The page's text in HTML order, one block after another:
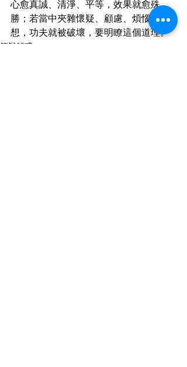
心愈真誠、清淨、平等，效果就愈殊
勝；若當中夾雜懷疑、顧慮、煩惱、妄
想，功夫就被破壞，要明瞭這個道理。